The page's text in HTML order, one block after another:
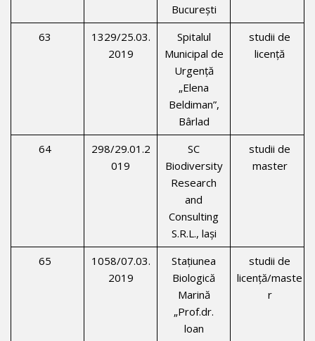
Bucureşti
63
1329/25.03.
2019
Spitalul
Municipal de
Urgenţă
„Elena
Beldiman”,
Bârlad
studii de
licenţă
64
298/29.01.2
019
SC
Biodiversity
Research
and
Consulting
S.R.L., laşi
studii de
master
65
1058/07.03.
2019
Staţiunea
Biologică
Marină
„Prof.dr.
loan
studii de
licenţă/maste
r